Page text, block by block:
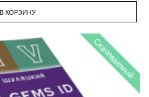
В КОРЗИНУ
Скачиваемый